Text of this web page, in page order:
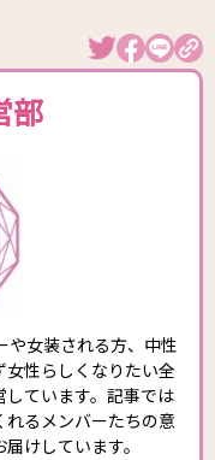
部
や女装される方、中性
性らしくなりたい全
ています。記事では
るメンバーたちの意
けしています。